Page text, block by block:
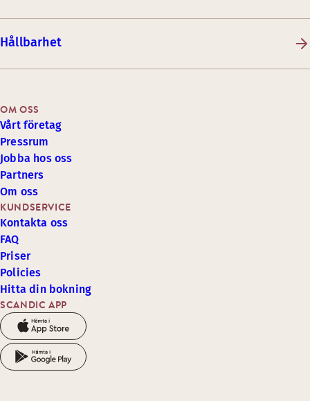
Hållbarhet
SCANDIC APP
KUNDSERVICE
Kontakta oss
FAQ
Priser
Policies
Hitta din bokning
OM OSS
Vårt företag
Pressrum
Jobba hos oss
Partners
Om oss